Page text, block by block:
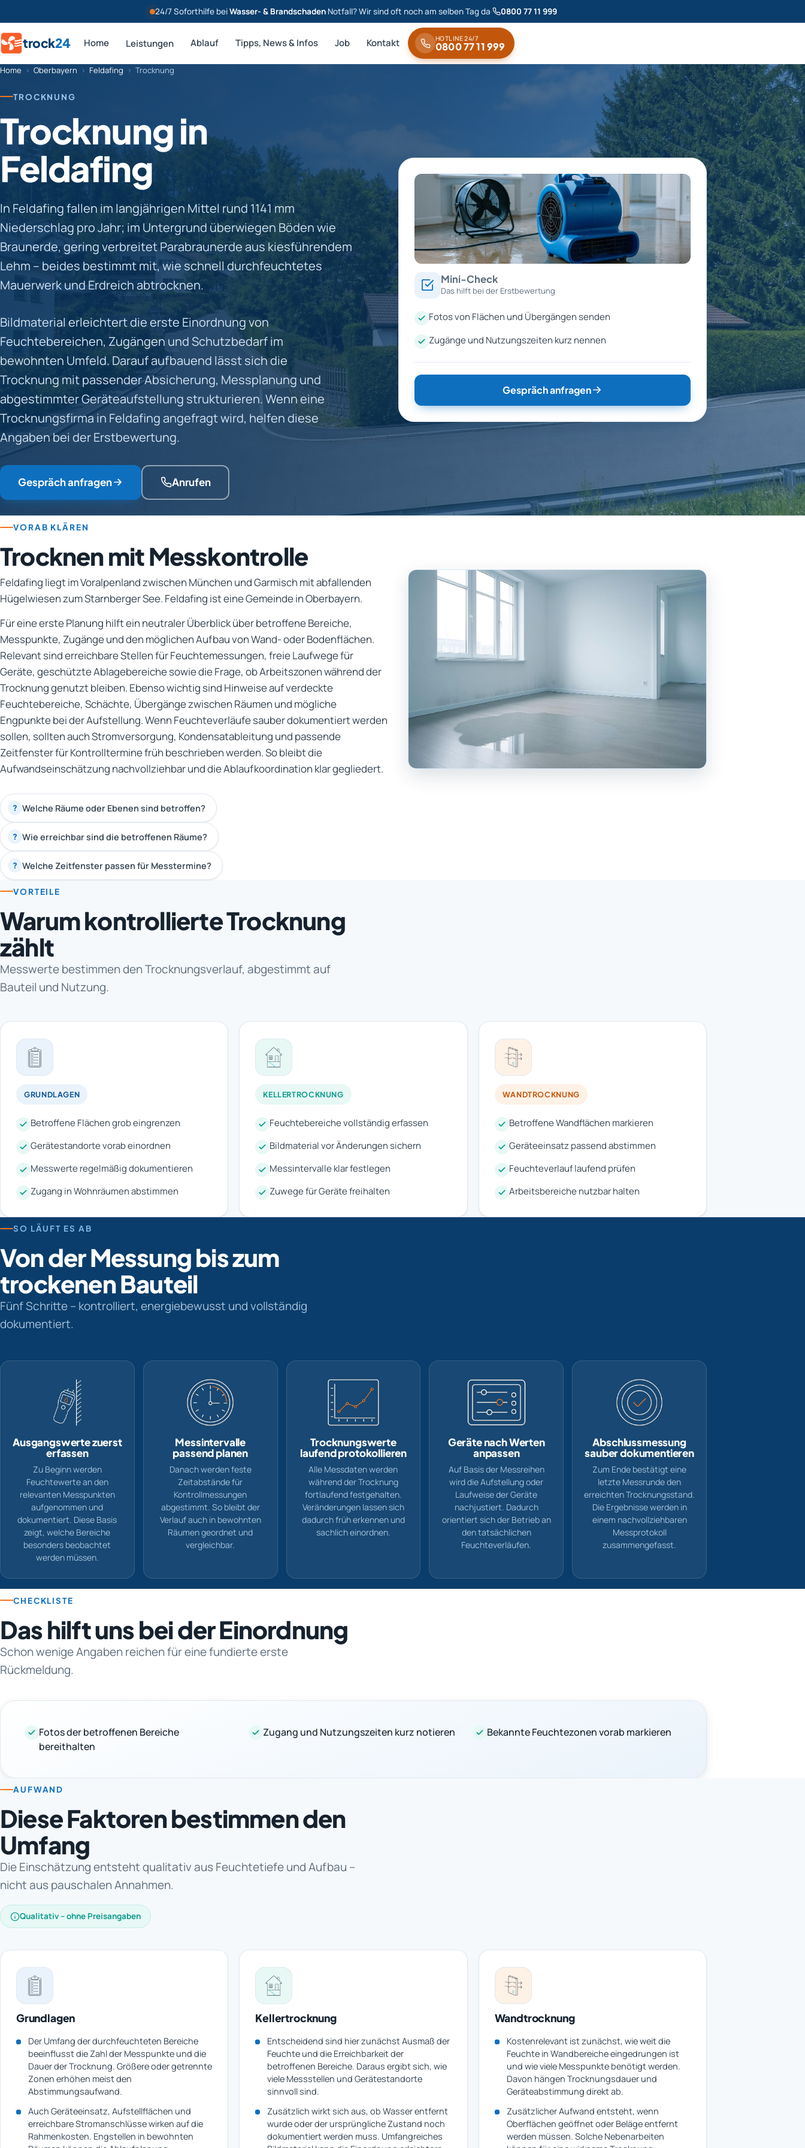
24/7 Soforthilfe beiWasser- & Brandschaden·Notfall? Wir sind oft noch am selben Tag da· 0800 77 11 999
trock24 Home Leistungen Ablauf Tipps, News & Infos Job Kontakt HOTLINE 24/7
0800 77 11 999
Home › Oberbayern › Feldafing › Trocknung
TROCKNUNG
Trocknung in
Feldafing
In Feldafing fallen im langjährigen Mittel rund 1141 mm
Niederschlag pro Jahr; im Untergrund überwiegen Böden wie
Braunerde, gering verbreitet Parabraunerde aus kiesführendem
Lehm – beides bestimmt mit, wie schnell durchfeuchtetes
Mauerwerk und Erdreich abtrocknen.
Bildmaterial erleichtert die erste Einordnung von
Feuchtebereichen, Zugängen und Schutzbedarf im
bewohnten Umfeld. Darauf aufbauend lässt sich die
Trocknung mit passender Absicherung, Messplanung und
abgestimmter Geräteaufstellung strukturieren. Wenn eine
Trocknungsfirma in Feldafing angefragt wird, helfen diese
Angaben bei der Erstbewertung.
Gespräch anfragen Anrufen
Mini-Check
Das hilft bei der Erstbewertung
Fotos von Flächen und Übergängen senden
Zugänge und Nutzungszeiten kurz nennen
Gespräch anfragen
VORAB KLÄREN
Trocknen mit Messkontrolle
Feldafing liegt im Voralpenland zwischen München und Garmisch mit abfallenden
Hügelwiesen zum Starnberger See. Feldafing ist eine Gemeinde in Oberbayern.
Für eine erste Planung hilft ein neutraler Überblick über betroffene Bereiche,
Messpunkte, Zugänge und den möglichen Aufbau von Wand- oder Bodenflächen.
Relevant sind erreichbare Stellen für Feuchtemessungen, freie Laufwege für
Geräte, geschützte Ablagebereiche sowie die Frage, ob Arbeitszonen während der
Trocknung genutzt bleiben. Ebenso wichtig sind Hinweise auf verdeckte
Feuchtebereiche, Schächte, Übergänge zwischen Räumen und mögliche
Engpunkte bei der Aufstellung. Wenn Feuchteverläufe sauber dokumentiert werden
sollen, sollten auch Stromversorgung, Kondensatableitung und passende
Zeitfenster für Kontrolltermine früh beschrieben werden. So bleibt die
Aufwandseinschätzung nachvollziehbar und die Ablaufkoordination klar gegliedert.
? Welche Räume oder Ebenen sind betroffen?
? Wie erreichbar sind die betroffenen Räume?
? Welche Zeitfenster passen für Messtermine?
VORTEILE
Warum kontrollierte Trocknung
zählt
Messwerte bestimmen den Trocknungsverlauf, abgestimmt auf
Bauteil und Nutzung.
GRUNDLAGEN
Betroffene Flächen grob eingrenzen
Gerätestandorte vorab einordnen
Messwerte regelmäßig dokumentieren
Zugang in Wohnräumen abstimmen
KELLERTROCKNUNG
Feuchtebereiche vollständig erfassen
Bildmaterial vor Änderungen sichern
Messintervalle klar festlegen
Zuwege für Geräte freihalten
WANDTROCKNUNG
Betroffene Wandflächen markieren
Geräteeinsatz passend abstimmen
Feuchteverlauf laufend prüfen
Arbeitsbereiche nutzbar halten
SO LÄUFT ES AB
Von der Messung bis zum
trockenen Bauteil
Fünf Schritte – kontrolliert, energiebewusst und vollständig
dokumentiert.
Ausgangswerte zuerst
erfassen
Zu Beginn werden
Feuchtewerte an den
relevanten Messpunkten
aufgenommen und
dokumentiert. Diese Basis
zeigt, welche Bereiche
besonders beobachtet
werden müssen.
Messintervalle
passend planen
Danach werden feste
Zeitabstände für
Kontrollmessungen
abgestimmt. So bleibt der
Verlauf auch in bewohnten
Räumen geordnet und
vergleichbar.
Trocknungswerte
laufend protokollieren
Alle Messdaten werden
während der Trocknung
fortlaufend festgehalten.
Veränderungen lassen sich
dadurch früh erkennen und
sachlich einordnen.
Geräte nach Werten
anpassen
Auf Basis der Messreihen
wird die Aufstellung oder
Laufweise der Geräte
nachjustiert. Dadurch
orientiert sich der Betrieb an
den tatsächlichen
Feuchteverläufen.
Abschlussmessung
sauber dokumentieren
Zum Ende bestätigt eine
letzte Messrunde den
erreichten Trocknungsstand.
Die Ergebnisse werden in
einem nachvollziehbaren
Messprotokoll
zusammengefasst.
CHECKLISTE
Das hilft uns bei der Einordnung
Schon wenige Angaben reichen für eine fundierte erste
Rückmeldung.
Fotos der betroffenen Bereiche
bereithalten
Zugang und Nutzungszeiten kurz notieren Bekannte Feuchtezonen vorab markieren
AUFWAND
Diese Faktoren bestimmen den
Umfang
Die Einschätzung entsteht qualitativ aus Feuchtetiefe und Aufbau –
nicht aus pauschalen Annahmen.
Qualitativ – ohne Preisangaben
Grundlagen
Der Umfang der durchfeuchteten Bereiche
beeinflusst die Zahl der Messpunkte und die
Dauer der Trocknung. Größere oder getrennte
Zonen erhöhen meist den
Abstimmungsaufwand.
Auch Geräteeinsatz, Aufstellflächen und
erreichbare Stromanschlüsse wirken auf die
Rahmenkosten. Engstellen in bewohnten
Kellertrocknung
Entscheidend sind hier zunächst Ausmaß der
Feuchte und die Erreichbarkeit der
betroffenen Bereiche. Daraus ergibt sich, wie
viele Messstellen und Gerätestandorte
sinnvoll sind.
Zusätzlich wirkt sich aus, ob Wasser entfernt
wurde oder der ursprüngliche Zustand noch
dokumentiert werden muss. Umfangreiches
Wandtrocknung
Kostenrelevant ist zunächst, wie weit die
Feuchte in Wandbereiche eingedrungen ist
und wie viele Messpunkte benötigt werden.
Davon hängen Trocknungsdauer und
Geräteabstimmung direkt ab.
Zusätzlicher Aufwand entsteht, wenn
Oberflächen geöffnet oder Beläge entfernt
werden müssen. Solche Nebenarbeiten